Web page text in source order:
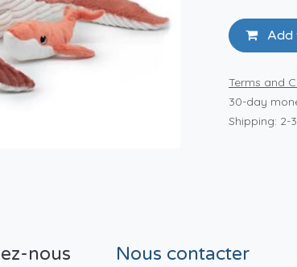
Add
Terms and
30-day
Shipping: 2-
nous Nous contacter